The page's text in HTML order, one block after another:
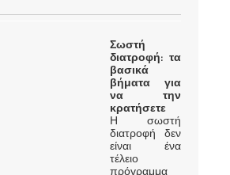
Σωστή
διατροφή: τα
βασικά
βήματα για
να την
κρατήσετε
Η σωστή
διατροφή δεν
είναι ένα
τέλειο
πρόγραμμα